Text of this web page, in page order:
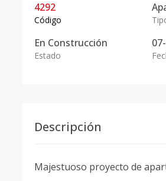
4292
Código
En Construcción
Estado
Descripción
Majestuoso proyecto de